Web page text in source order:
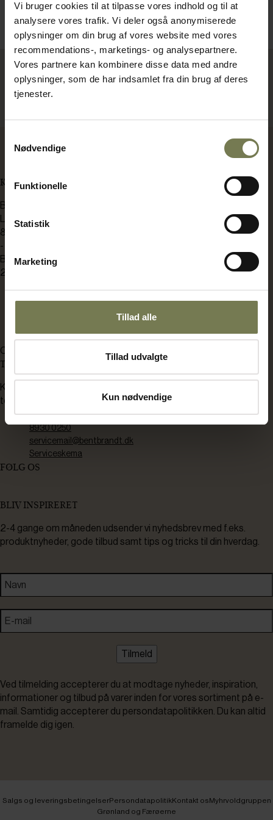
Vi bruger cookies til at tilpasse vores indhold og til at
analysere vores trafik. Vi deler også anonymiserede
oplysninger om din brug af vores website med vores
recommendations-, marketings- og analysepartnere.
Vores partnere kan kombinere disse data med andre
oplysninger, som de har indsamlet fra din brug af deres
tjenester.
Nødvendige
Funktionelle
Statistik
Marketing
Tillad alle
Tillad udvalgte
Kun nødvendige
Bestillingsvare
Læg i kurv
Bestillingsvare
Læg i kurv
KONTAKT OS
BENT BRANDT
Langdyssen 7
8200 Aarhus N
-
Bådehavnsgade 2C
2450 København SV
bb@bentbrandt.dk
CVR: 37238910
TEKNISK SERVICE
Kontakt os her hvis du har brug for
teknisk service.
8930 0250
servicemail@bentbrandt.dk
Serviceskema
FØLG OS
BLIV INSPIRERET
2-4 gange om måneden udsender vi nyhedsbrev med f.eks.
produktnyheder, gode tilbud samt tips og tricks til din hverdag.
Tilmeld
Ved tilmelding accepterer du at modtage nyheder, inspiration,
informationer og tilbud på varer inden for vores sortiment på e-
mail. Samtidig accepterer du persondatapolitikken. Du kan altid
framelde dig igen.
Salgs og leveringsbetingelserPersondatapolitikKontakt os Myhrvoldgruppen
Grønland og Færøerne